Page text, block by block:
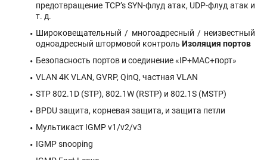
предотвращение TCP’s SYN-флуд атак, UDP-флуд атак и
т. д.
Широковещательный / многоадресный / неизвестный
одноадресный штормовой контроль Изоляция портов
Безопасность портов и соединение «IP+MAC+порт»
VLAN 4K VLAN, GVRP, QinQ, частная VLAN
STP 802.1D (STP), 802.1W (RSTP) и 802.1S (MSTP)
BPDU защита, корневая защита, и защита петли
Мультикаст IGMP v1/v2/v3
IGMP snooping